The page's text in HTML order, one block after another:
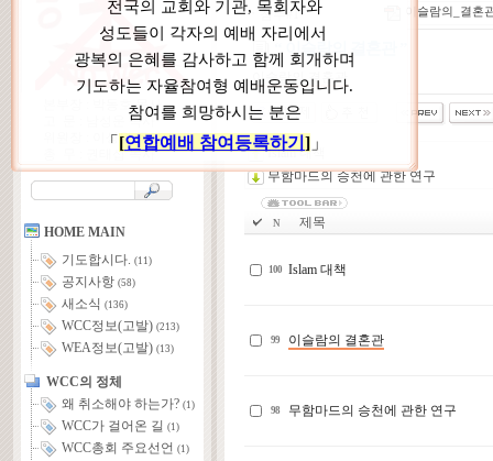
본부장 : 박동호 목사
고 문 : 남성운 목사
위원장 : 이상원 목사
총 무 : 권태섭 목사
HOME MAIN
기도합시다. (11)
공지사항 (58)
새소식 (136)
WCC정보(고발) (213)
WEA정보(고발) (13)
WCC의 정체
왜 취소해야 하는가? (1)
WCC가 걸어온 길 (1)
WCC총회 주요선언 (1)
ㆍ첨부#1 이슬람의_결혼
“ 이슬람의 결혼관 ”
이슬람의 결혼관
Islam 대책
무함마드의 승천에 관한 연구
N 제목
100 Islam 대책
99 이슬람의 결혼관
98 무함마드의 승천에 관한 연구